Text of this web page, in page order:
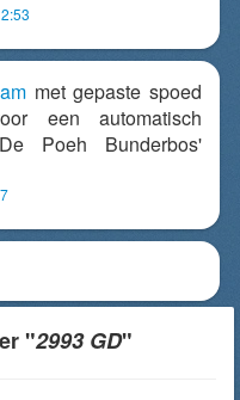
met gepaste spoed
een automatisch
Poeh Bunderbos'
"2993 GD"